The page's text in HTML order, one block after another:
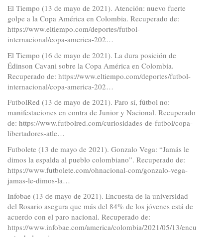
El Tiempo (13 de mayo de 2021). Atención: nuevo fuerte
golpe a la Copa América en Colombia. Recuperado de:
https://www.eltiempo.com/deportes/futbol-
internacional/copa-america-202…
El Tiempo (16 de mayo de 2021). La dura posición de
Édinson Cavani sobre la Copa América en Colombia.
Recuperado de: https://www.eltiempo.com/deportes/futbol-
internacional/copa-america-202…
FutbolRed (13 de mayo de 2021). Paro sí, fútbol no:
manifestaciones en contra de Junior y Nacional. Recuperado
de: https://www.futbolred.com/curiosidades-de-futbol/copa-
libertadores-atle…
Futbolete (13 de mayo de 2021). Gonzalo Vega: “Jamás le
dimos la espalda al pueblo colombiano”. Recuperado de:
https://www.futbolete.com/ohnacional-com/gonzalo-vega-
jamas-le-dimos-la…
Infobae (13 de mayo de 2021). Encuesta de la universidad
del Rosario asegura que más del 84% de los jóvenes está de
acuerdo con el paro nacional. Recuperado de:
https://www.infobae.com/america/colombia/2021/05/13/encu